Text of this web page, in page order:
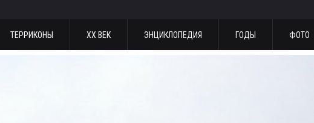
ТЕРРИКОНЫ ХХ ВЕК ЭНЦИКЛОПЕДИЯ ГОДЫ ФОТО